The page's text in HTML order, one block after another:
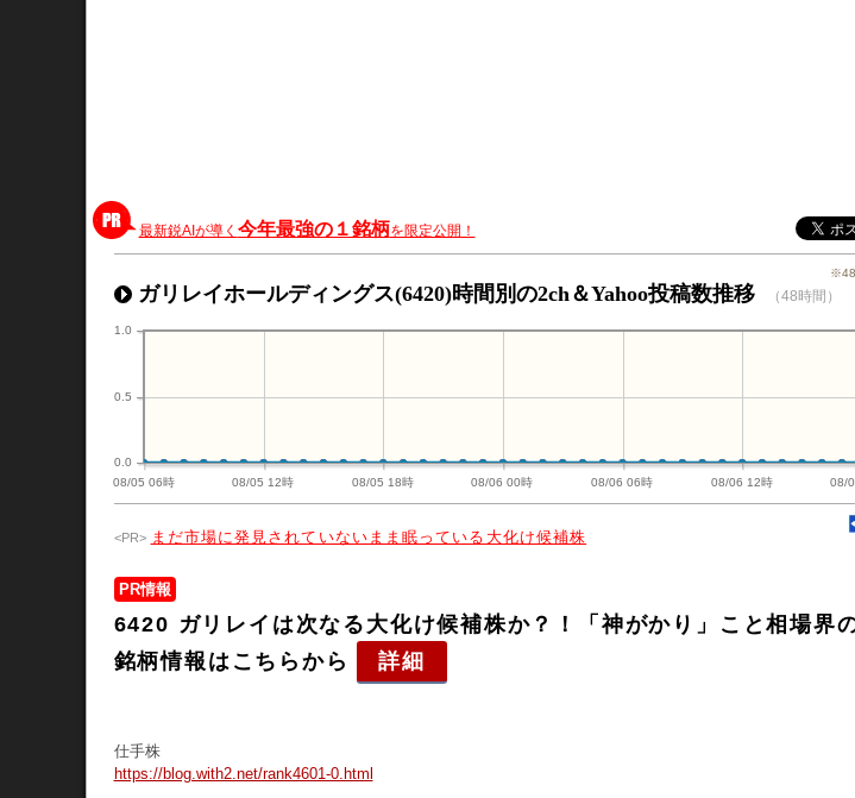
最新鋭AIが導く 今年最強の１銘柄を限定公開！
ガリレイホールディングス(6420)時間別の2ch＆Yahoo投稿数推移 （48時間）
※48
08/05 06時 08/05 12時 08/05 18時 08/06 00時 08/06 06時 08/06 12時 08/
0.0
0.5
1.0
まだ市場に発見されていないまま眠っている大化け候補株
PR情報
6420 ガリレイは次なる大化け候補株か？！「神がかり」こと相場界
銘柄情報はこちらから
詳細
仕手株
https://blog.with2.net/rank4601-0.html